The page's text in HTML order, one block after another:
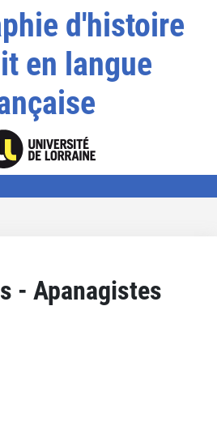
d'histoire
en langue
- Apanagistes